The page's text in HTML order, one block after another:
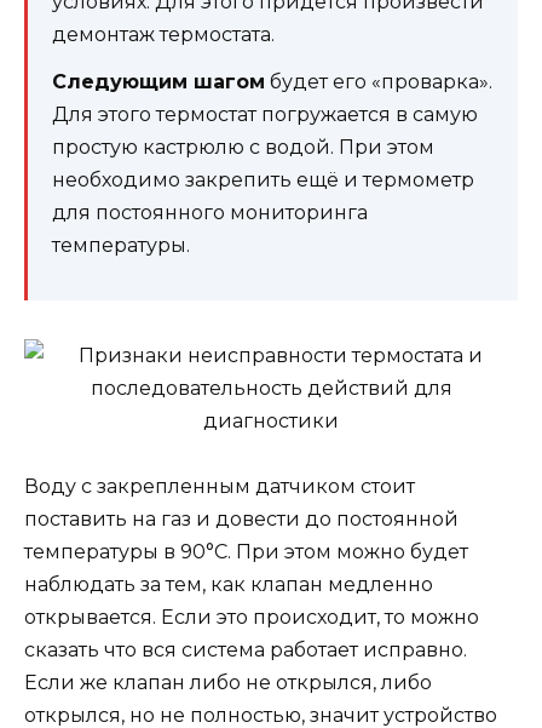
демонтаж термостата.
Следующим шагом будет его «проварка».
Для этого термостат погружается в самую
простую кастрюлю с водой. При этом
необходимо закрепить ещё и термометр
для постоянного мониторинга
температуры.
Воду с закрепленным датчиком стоит
поставить на газ и довести до постоянной
температуры в 90°C. При этом можно будет
наблюдать за тем, как клапан медленно
открывается. Если это происходит, то можно
сказать что вся система работает исправно.
Если же клапан либо не открылся, либо
открылся, но не полностью, значит устройство